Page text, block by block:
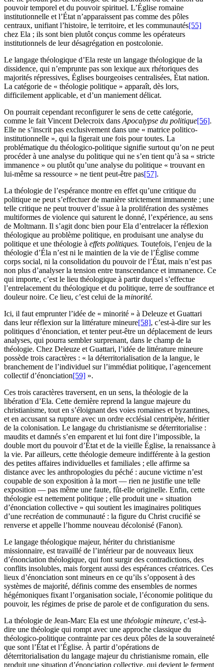
pouvoir temporel et du pouvoir spirituel. L’Église romaine
institutionnelle et l’État n’apparaissent pas comme des pôles
centraux, unifiant l’histoire, le territoire, et les communautés[55]
chez Ela ; ils sont bien plutôt conçus comme les opérateurs
institutionnels de leur désagrégation en postcolonie.
Le langage théologique d’Ela reste un langage théologique de la
dissidence, qui n’emprunte pas son lexique aux rhétoriques des
majorités répressives, Églises bourgeoises centralisées, État nation.
La catégorie de « théologie politique » apparaît, dès lors,
difficilement applicable, et d’un maniement délicat.
On pourrait cependant reconfigurer le sens de cette catégorie,
comme le fait Vincent Delecroix dans Apocalypse du politique[56].
Elle ne s’inscrit pas exclusivement dans une « matrice politico-
institutionnelle », qui la figerait une fois pour toutes. La
problématique du théologico-politique signifie surtout qu’on ne peut
procéder à une analyse du politique qui ne s’en tient qu’à sa « stricte
immanence » ou plutôt qu’une analyse du politique « trouvant en
lui-même sa ressource » ne tient peut-être pas[57].
La théologie de l’espérance montre en effet qu’une critique du
politique ne peut s’effectuer de manière strictement immanente ; une
telle critique ne peut trouver d’issue à la prolifération des systèmes
multiformes de violence qui saturent le donné, l’expérience, au sens
de Moltmann. Il s’agit donc bien pour Ela d’entrelacer la réflexion
théologique au problème politique, en produisant une analyse du
politique et une théologie à effets politiques. Toutefois, l’enjeu de la
théologie d’Éla n’est ni le maintien de la vie de l’Église comme
corps social, ni la consolidation du pouvoir de l’État, mais n’est pas
non plus d’analyser la tension entre transcendance et immanence. Ce
qui importe, c’est le lieu théologique à partir duquel s’effectue
l’entrelacement du théologique et du politique, terre de souffrance et
douleur noire. Ce lieu, c’est celui de la minorité.
Ici, il faut emprunter l’idée de « minorité » à Deleuze et Guattari
dans leur réflexion sur la littérature mineure[58], c’est-à-dire sur les
politiques d’énonciation, et tenter peut-être un déplacement de leurs
analyses, qui pourra sembler surprenant, dans le champ de la
théologie. Chez Deleuze et Guattari, l’idée de littérature mineure
possède trois caractères : « la déterritorialisation de la langue, le
branchement de l’individuel sur l’immédiat politique, l’agencement
collectif d’énonciation[59] ».
Ces trois caractères traversent, en un sens, la théologie de la
libération d’Ela. Cette dernière reprend la langue majeure du
christianisme, tout en s’éloignant des voies romaines et byzantines,
et en accusant sa rupture avec un ordre ecclésial centripète, héritier
de la colonisation. Le langage du christianisme se déterritorialise :
maudits et damnés s’en emparent et lui font dire l’impossible, la
double mort du pouvoir d’État et de la vieille Église, la renaissance à
la vie. Par ailleurs, cette théologie demeure indifférente à la gestion
des petites affaires individuelles et familiales ; elle affirme sa
distance avec les anthropologies du péché : aucune victime n’est
coupable de son exposition à la mort — rien ne justifie une telle
exposition — pas même une faute, fût-elle originelle. Enfin, cette
théologie est nettement politique ; elle produit une « situation
d’énonciation collective » qui soutient les imaginaires politiques
d’une recréation de communauté : la figure du Christ crucifié se
renverse et appelle l’homme nouveau décolonisé (Fanon).
Le langage théologique majeur, hériter du christianisme
missionnaire, est travaillé de l’intérieur par de nouveaux lieux
d’énonciation théologique, qui font surgir des contradictions, des
conflits insolubles, mais forgent aussi des espérances créatrices. Ces
lieux d’énonciation sont mineurs en ce qu’ils s’opposent à des
systèmes de majorité, définis comme des ensembles de normes
hégémoniques fixant l’organisation sociale, l’économie politique du
pouvoir, les régimes de prise de parole et de configuration du sens.
La théologie de Jean-Marc Ela est une théologie mineure, c’est-à-
dire une théologie qui rompt avec une approche classique du
théologico-politique contrainte par ces deux pôles de la souveraineté
que sont l’État et l’Église. À partir d’opérations de
déterritorialisation du langage majeur du christianisme romain, elle
produit une situation d’énonciation collective, qui devient le ferment